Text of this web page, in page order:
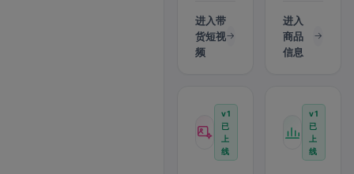
进入带
货短视
频
进入
商品
信息
v1
已
上
线
v1
已
上
线